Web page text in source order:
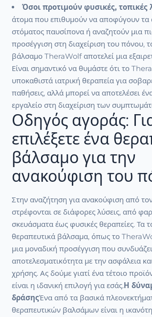
Όσοι προτιμούν φυσικές, τοπικές
άτομα που επιθυμούν να αποφύγουν τα
στόματος παυσίπονα ή αναζητούν μια
προσέγγιση στη διαχείριση του πόνου,
βάλσαμο TheraWolf αποτελεί μια
Είναι σημαντικό να θυμάστε ότι το
υποκαθιστά ιατρική θεραπεία για
παθήσεις, αλλά μπορεί να αποτελέσει
εργαλείο στη διαχείριση των
Οδηγός αγοράς:
επιλέξετε ένα
βάλσαμο για την
ανακούφιση του
Στην αναζήτηση για ανακούφιση από
στρέφονται σε διάφορες λύσεις, από
σκευάσματα έως φυσικές θεραπείες. Τα
θεραπευτικά βάλσαμα, όπως το
μια μοναδική προσέγγιση που
αποτελεσματικότητα με την ασφάλεια
χρήσης. Ας δούμε γιατί ένα τέτοιο
είναι η ιδανική επιλογή για εσάς.Η
δράσηςΈνα από τα βασικά
θεραπευτικών βαλσάμων είναι η